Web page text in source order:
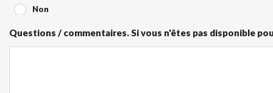
Non
Questions / commentaires. Si vous n'êtes pas disponible